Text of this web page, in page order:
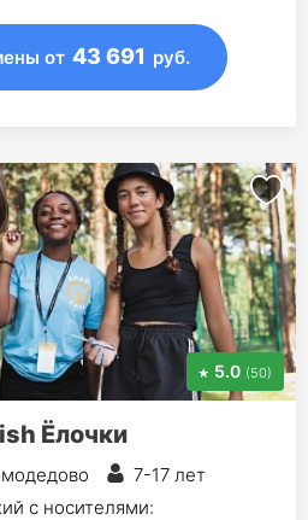
от 43 691 руб.
5.0 (50)
Ёлочки
7-17 лет
с носителями: